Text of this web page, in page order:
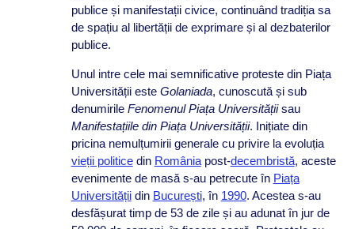
publice și manifestații civice, continuând tradiția sa
de spațiu al libertății de exprimare și al dezbaterilor
publice.
Unul intre cele mai semnificative proteste din Piața
Universității este Golaniada, cunoscută și sub
denumirile Fenomenul Piața Universitățiisau
Manifestațiile din Piața Universității. Inițiate din
pricina nemulțumirii generale cu privire la evoluția
vieții politicedin Româniapost-decembristă, aceste
evenimente de masă s-au petrecute în Piața
Universitățiidin București, în 1990. Acestea s-au
desfășurat timp de 53 de zile și au adunat în jur de